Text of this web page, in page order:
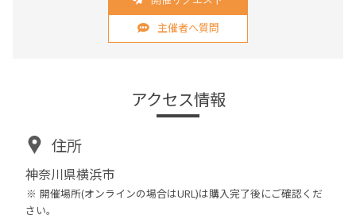
主催者へ質問
アクセス情報
住所
神奈川県横浜市
開催場所(オンラインの場合はURL)は購入完了後にご確認くだ
さい。